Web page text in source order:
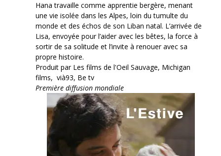
Hana travaille comme apprentie bergère, menant
une vie isolée dans les Alpes, loin du tumulte du
monde et des échos de son Liban natal. L’arrivée de
Lisa, envoyée pour l’aider avec les bêtes, la force à
sortir de sa solitude et l’invite à renouer avec sa
propre histoire.
Produit par Les films de l'Oeil Sauvage, Michigan
films, vià93, Be tv
Première diffusion mondiale